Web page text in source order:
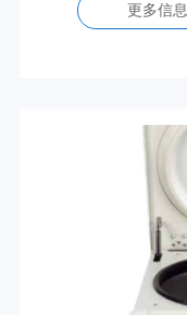
更多信息